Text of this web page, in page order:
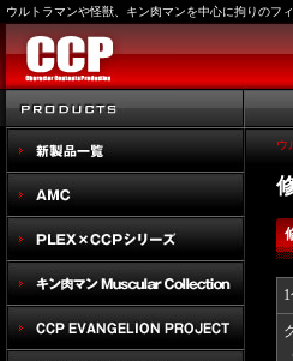
ウルトラマンや怪獣、キン肉マンを中心に拘りのフ
ウ